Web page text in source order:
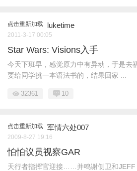
点击重新加载 luketime
2011-3-17 00:05
Star Wars: Visions入手
今天下班早，感觉原力中有异动，于是去
要给同学挑一本语法书的，结果回家 ...
32361 10
点击重新加载 军情六处007
2009-8-27 19:16
怕怕议员视察GAR
天行者指挥官迎接……并鸣谢侧卫和JEFF